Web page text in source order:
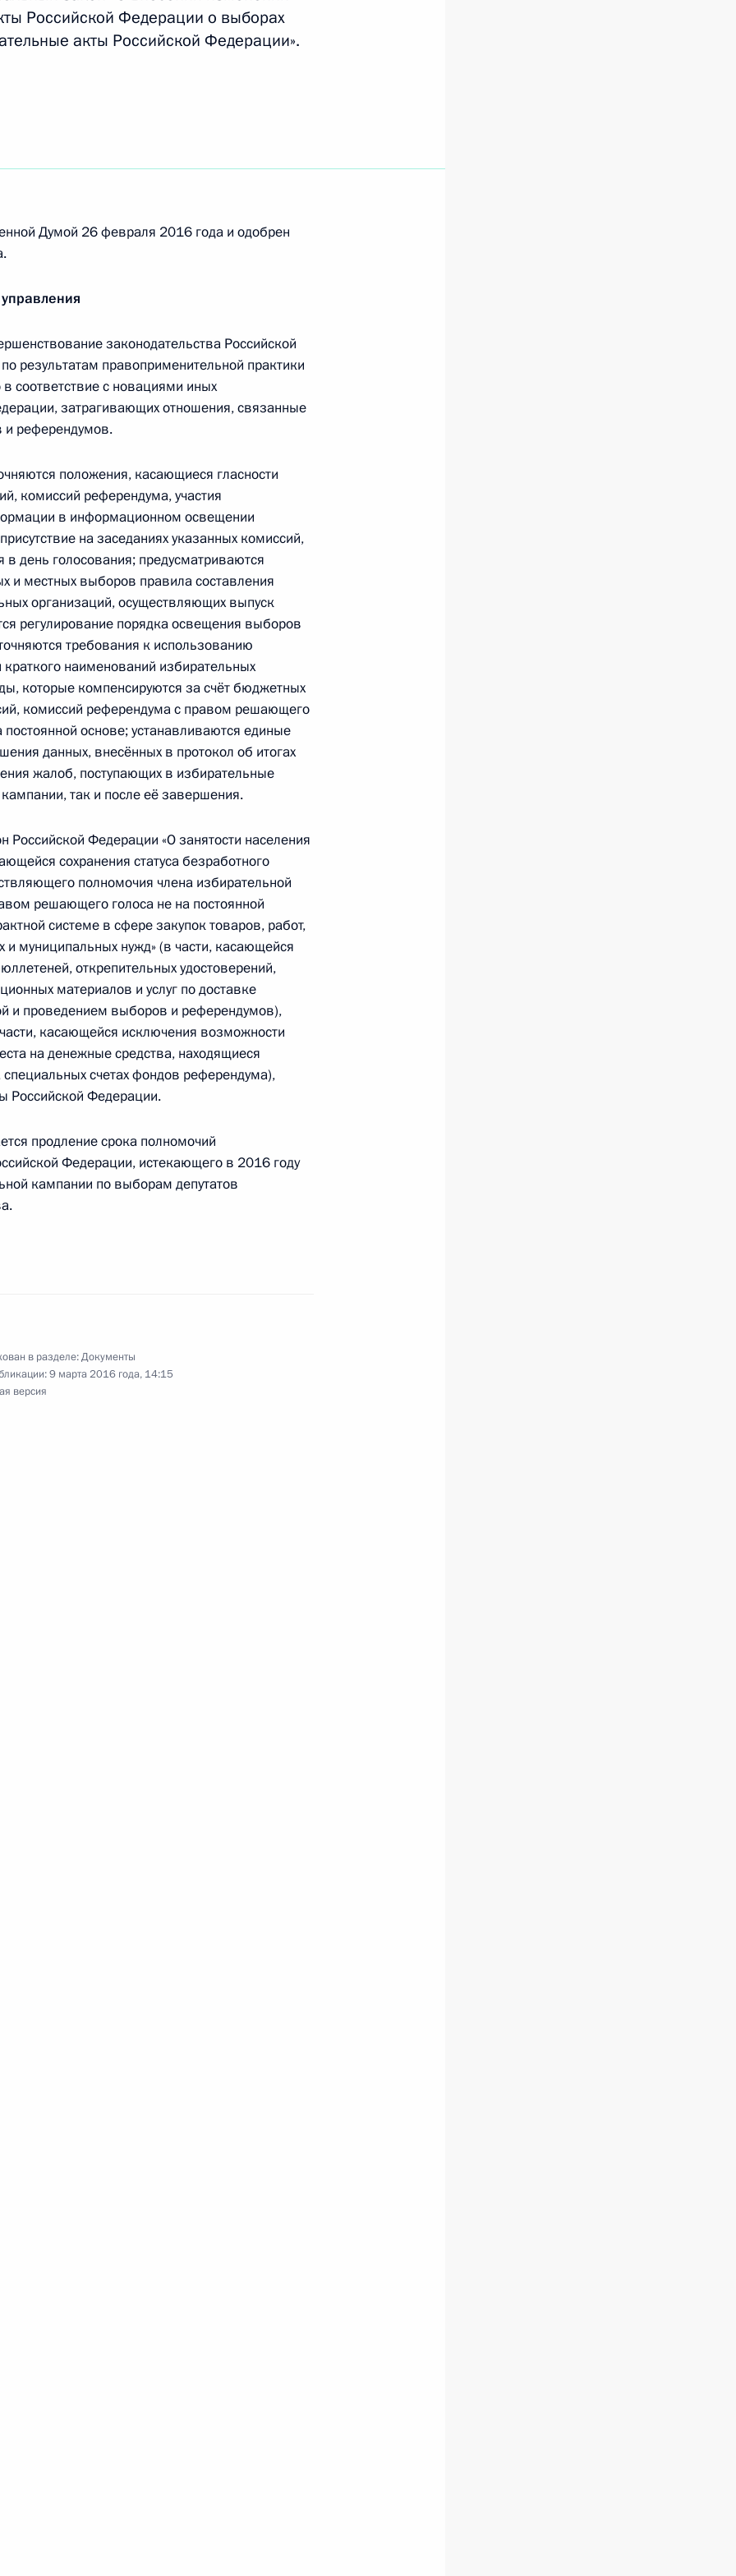
объектов ТЭК
законодательства
гарантиях избирательных прав и закон
правонарушениях
внесены изменения, касающиеся
направленные на установление
и вертодромов
митингах, демонстрациях, шествиях
третьей Гражданского кодекса
времени
времени
страховании гражданской
Российской Федерации о выборах
акты Российской Федерации».
Думой 26 февраля 2016 года и одобрен
законодательства Российской
результатам правоприменительной практики
соответствие с новациями иных
затрагивающих отношения, связанные
и референдумов.
положения, касающиеся гласности
комиссий референдума, участия
в информационном освещении
на заседаниях указанных комиссий,
день голосования; предусматриваются
и местных выборов правила составления
организаций, осуществляющих выпуск
регулирование порядка освещения выборов
требования к использованию
наименований избирательных
которые компенсируются за счёт бюджетных
комиссий референдума с правом решающего
основе; устанавливаются единые
данных, внесённых в протокол об итогах
жалоб, поступающих в избирательные
так и после её завершения.
Федерации «О занятости населения
сохранения статуса безработного
полномочия члена избирательной
решающего голоса не на постоянной
системе в сфере закупок товаров, работ,
и муниципальных нужд» (в части, касающейся
открепительных удостоверений,
материалов и услуг по доставке
и проведением выборов и референдумов),
касающейся исключения возможности
на денежные средства, находящиеся
счетах фондов референдума),
Российской Федерации.
продление срока полномочий
Федерации, истекающего в 2016 году
кампании по выборам депутатов
в разделе:Документы
9 марта 2016 года, 14:15
версия